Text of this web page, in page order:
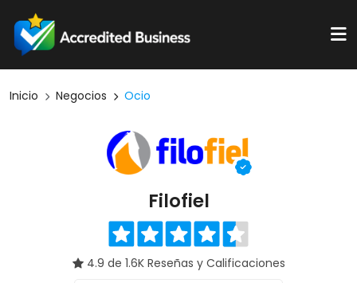
Inicio Negocios Ocio
Filofiel
4.9 de 1.6K Reseñas y Calificaciones